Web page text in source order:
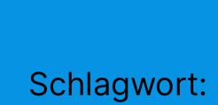
Schlagwort: